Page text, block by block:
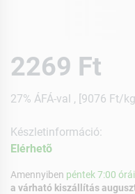
2269 Ft
27% ÁFÁ-val , [9076 Ft/
Készletinformáció:
Elérhetõ
Amennyiben péntek 7:00
a várható kiszállítás